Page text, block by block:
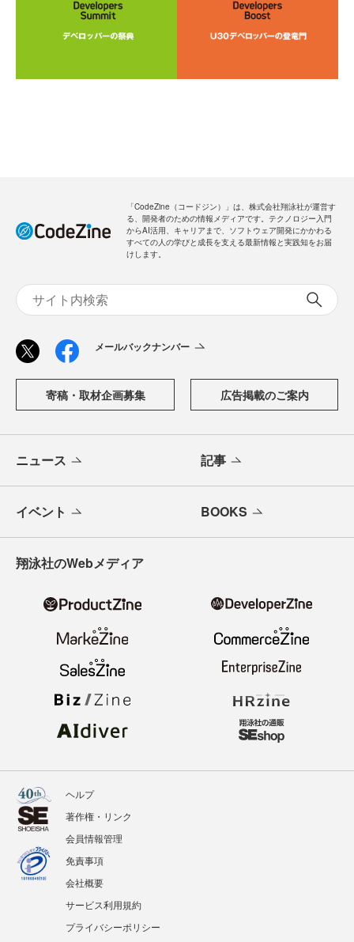
「CodeZine（コードジン）」は、株式会社翔泳社が運営す
る、開発者のための情報メディアです。テクノロジー入門
からAI活用、キャリアまで、ソフトウェア開発にかかわる
すべての人の学びと成長を支える最新情報と実践知をお届
けします。
メールバックナンバー
寄稿・取材企画募集 広告掲載のご案内
ニュース 記事
イベント BOOKS
翔泳社のWebメディア
ヘルプ
著作権・リンク
会員情報管理
免責事項
会社概要
サービス利用規約
プライバシーポリシー